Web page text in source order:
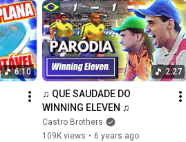
6:10 2:27
♫ QUE SAUDADE DO
WINNING ELEVEN ♫
Castro Brothers
109K views • 6 years ago